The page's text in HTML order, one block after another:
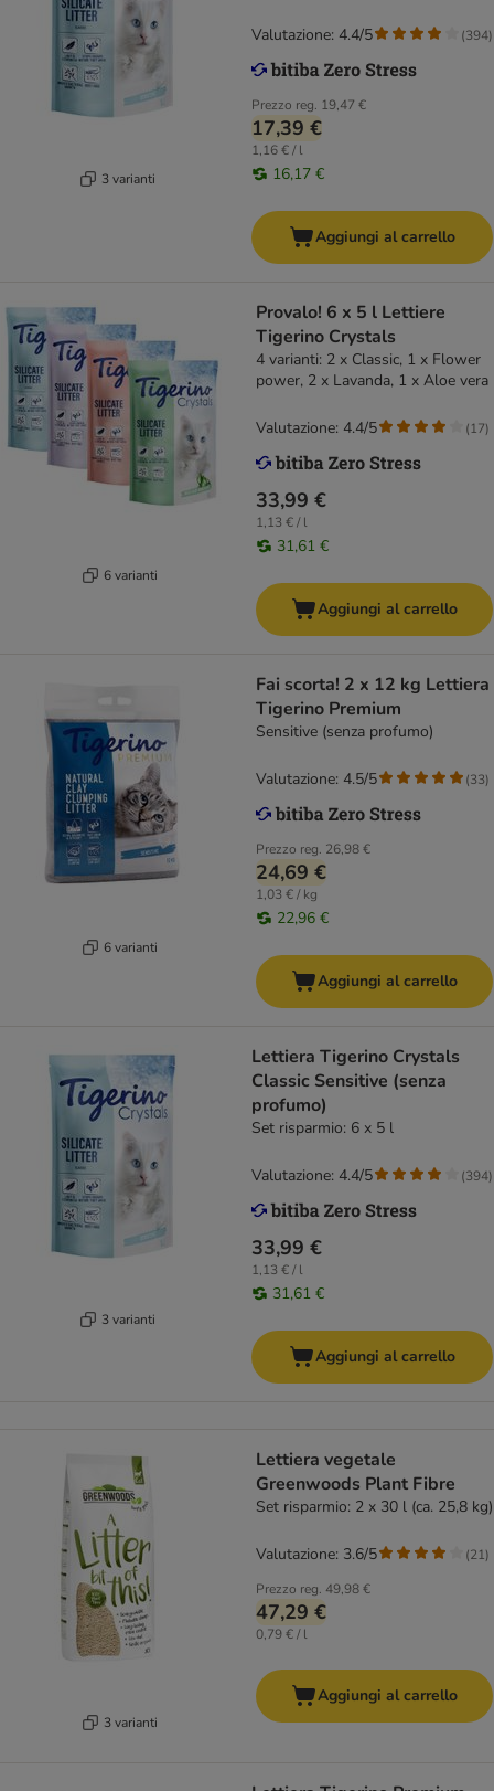
3 varianti
Prezzo reg. 19,47 €
17,39 €
1,16 € / l
16,17 €
Valutazione: 4.4/5 (394)
Aggiungi al carrello
6 varianti
Provalo! 6 x 5 l Lettiere
Tigerino Crystals
4 varianti: 2 x Classic, 1 x Flower
power, 2 x Lavanda, 1 x Aloe vera
33,99 €
1,13 € / l
31,61 €
Valutazione: 4.4/5 (17)
Aggiungi al carrello
6 varianti
Fai scorta! 2 x 12 kg Lettiera
Tigerino Premium
Sensitive (senza profumo)
Prezzo reg. 26,98 €
24,69 €
1,03 € / kg
22,96 €
Valutazione: 4.5/5 (33)
Aggiungi al carrello
3 varianti
Lettiera Tigerino Crystals
Classic Sensitive (senza
profumo)
Set risparmio: 6 x 5 l
33,99 €
1,13 € / l
31,61 €
Valutazione: 4.4/5 (394)
Aggiungi al carrello
3 varianti
Lettiera vegetale
Greenwoods Plant Fibre
Set risparmio: 2 x 30 l (ca. 25,8 kg)
Prezzo reg. 49,98 €
47,29 €
0,79 € / l
Valutazione: 3.6/5 (21)
Aggiungi al carrello